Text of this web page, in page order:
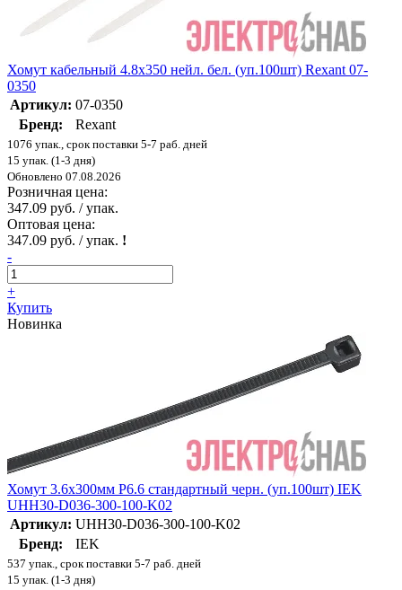
Хомут кабельный 4.8х350 нейл. бел. (уп.100шт) Rexant 07-
0350
Артикул: 07-0350
Бренд:
Rexant
1076 упак., срок поставки 5-7 раб. дней
15 упак. (1-3 дня)
Обновлено 07.08.2026
Розничная цена:
347.09 руб. / упак.
Оптовая цена:
347.09 руб. / упак. !
-
+
Купить
Новинка
Хомут 3.6х300мм P6.6 стандартный черн. (уп.100шт) IEK
UHH30-D036-300-100-K02
Артикул: UHH30-D036-300-100-K02
Бренд:
IEK
537 упак., срок поставки 5-7 раб. дней
15 упак. (1-3 дня)